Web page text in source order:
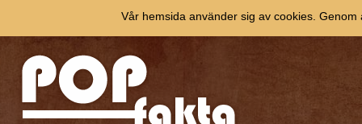
Vår hemsida använder sig av cookies.